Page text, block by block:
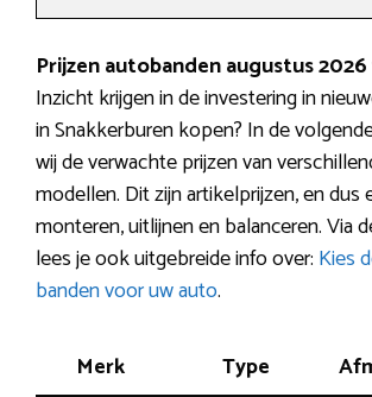
Prijzen autobanden augustus
Inzicht krijgen in de investering in
in Snakkerburen kopen? In de
wij de verwachte prijzen van
modellen. Dit zijn artikelprijzen, en dus
monteren, uitlijnen en balanceren. Via
lees je ook uitgebreide info over: Kies
banden voor uw auto.
Merk Type